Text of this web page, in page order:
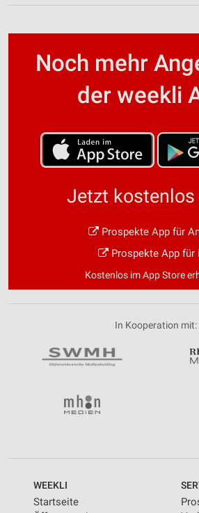
Noch mehr
der weekli
Jetzt kostenlos
Prospekte App für
Prospekte App für
Kostenlos im App Store
In Kooperation mit:
WEEKLI
Startseite